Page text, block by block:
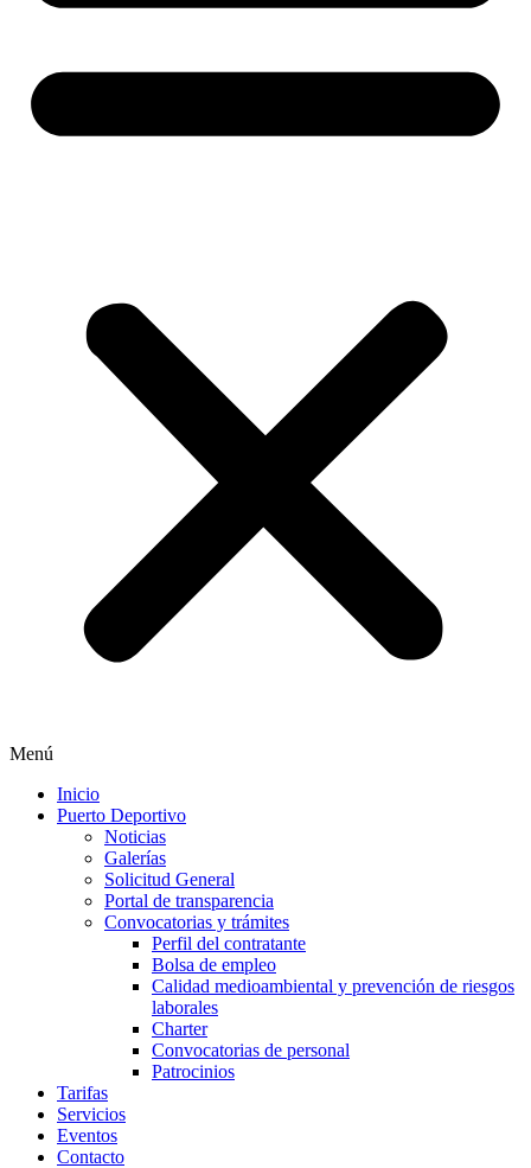
Menú
Inicio
Puerto Deportivo
Noticias
Galerías
Solicitud General
Portal de transparencia
Convocatorias y trámites
Perfil del contratante
Bolsa de empleo
Calidad medioambiental y prevención de riesgos
laborales
Charter
Convocatorias de personal
Patrocinios
Tarifas
Servicios
Eventos
Contacto